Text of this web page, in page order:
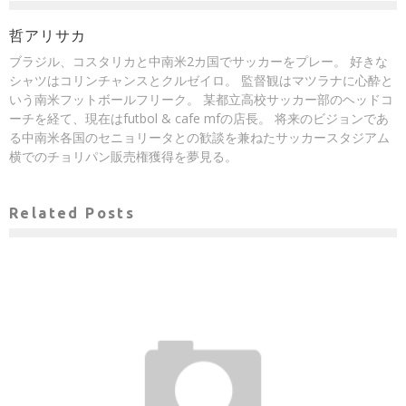
哲アリサカ
ブラジル、コスタリカと中南米2カ国でサッカーをプレー。 好きな
シャツはコリンチャンスとクルゼイロ。 監督観はマツラナに心酔と
いう南米フットボールフリーク。 某都立高校サッカー部のヘッドコ
ーチを経て、現在はfutbol & cafe mfの店長。 将来のビジョンであ
る中南米各国のセニョリータとの歓談を兼ねたサッカースタジアム
横でのチョリパン販売権獲得を夢見る。
Related Posts